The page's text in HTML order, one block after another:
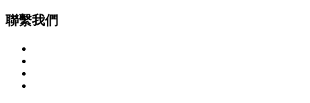
聯繫我們